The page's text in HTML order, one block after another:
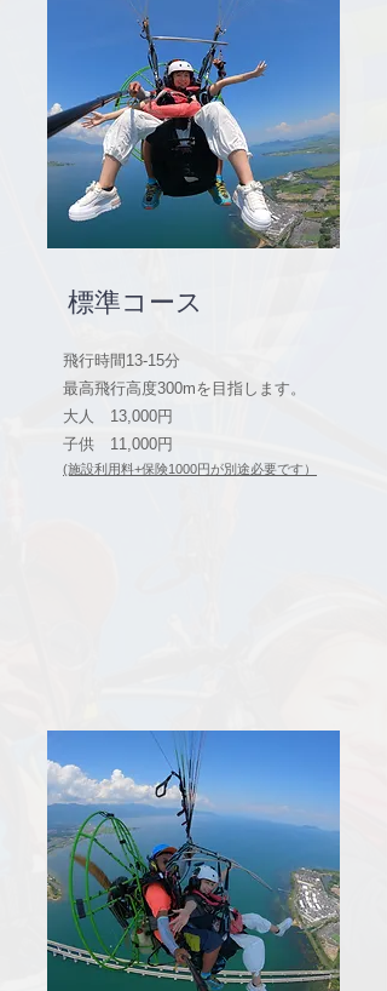
標準コース
飛行時間13-15分
最高飛行高度300mを目指します。
大人 13,000円
​子供 11,000円
(施設利用料+保険1000円が別途必要です ）